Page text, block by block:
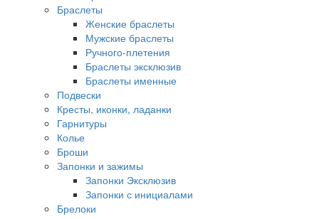
Браслеты
Женские браслеты
Мужские браслеты
Ручного-плетения
Браслеты эксклюзив
Браслеты именные
Подвески
Кресты, иконки, ладанки
Гарнитуры
Колье
Броши
Запонки и зажимы
Запонки Эксклюзив
Запонки с инициалами
Брелоки